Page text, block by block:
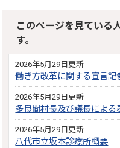
このページを見ている
す。
2026年5月29日更新
働き方改革に関する宣言記
2026年5月29日更新
多良間村長及び議長による
2026年5月29日更新
八代市立坂本診療所概要